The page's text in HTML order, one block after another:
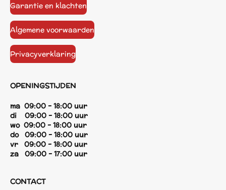
Garantie en klachten
Algemene voorwaarden
Privacyverklaring
OPENINGSTIJDEN
ma 09:00 - 18:00 uur
di 09:00 - 18:00 uur
wo 09:00 - 18:00 uur
do 09:00 - 18:00 uur
vr 09:00 - 18:00 uur
za 09:00 - 17:00 uur
CONTACT